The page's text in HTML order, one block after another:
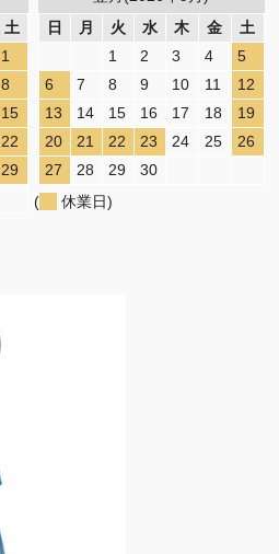
土
1
8
15
22
29
日
月 火 水 木 金
土
1
2 3 4
5
6
7 8 9 10 11
12
13
14 15 16 17 18
19
20
21 22 23 24 25
26
27
28 29
30
(
休業日)